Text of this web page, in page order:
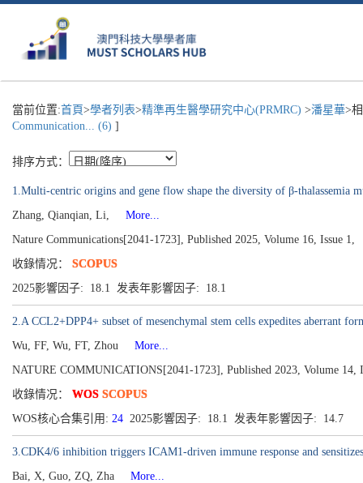
當前位置:首頁>學者列表>精準再生醫學研究中心(PRMRC) >潘星華>
Communication... (6) ]
排序方式：
1.Multi-centric origins and gene flow shape the diversity of β-thalassemia
Zhang, Qianqian, Li,
More...
Nature Communications[2041-1723], Published 2025, Volume 16, Issue 1,
收錄情况： SCOPUS
2025影響因子: 18.1 发表年影響因子: 18.1
2.A CCL2+DPP4+ subset of mesenchymal stem cells expedites aberrant
Wu, FF, Wu, FT, Zhou
More...
NATURE COMMUNICATIONS[2041-1723], Published 2023, Volume 14,
收錄情况： WOS SCOPUS
WOS核心合集引用: 24 2025影響因子: 18.1 发表年影響因子: 14.7
3.CDK4/6 inhibition triggers ICAM1-driven immune response and
Bai, X, Guo, ZQ, Zha
More...